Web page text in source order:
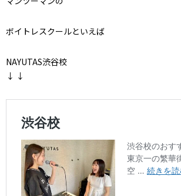
ボイトレスクールといえば
NAYUTAS渋谷校
↓ ↓